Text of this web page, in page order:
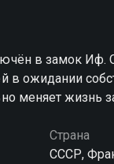
в замок
в ожидании
меняет жизнь
Страна
СССР,